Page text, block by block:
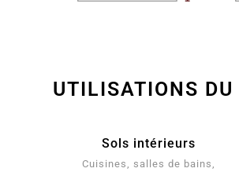
UTILISATIONS
Sols intérieurs
Cuisines, salles de bains,